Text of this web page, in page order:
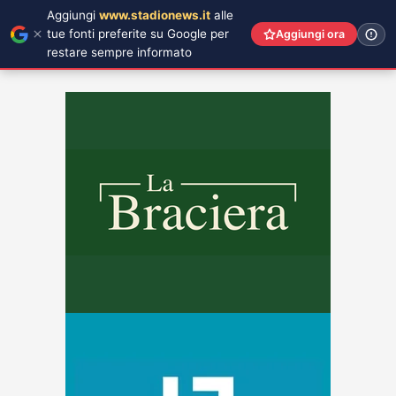
Aggiungi www.stadionews.it alle
tue fonti preferite su Google per
restare sempre informato
Aggiungi ora